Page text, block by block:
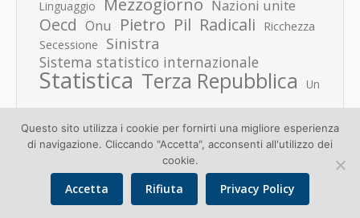
Linguaggio
Nazioni unite
Oecd Onu Pietro Pil Radicali Ricchezza
Secessione Sinistra
Sistema statistico internazionale
Statistica Terza Repubblica Un
Copyright © 2026 Donato Speroni |Privacy Policy
Questo sito utilizza i cookie per fornirti una migliore esperienza
di navigazione. Cliccando "Accetta", acconsenti all'utilizzo dei
cookie.
Accetta Rifiuta Privacy Policy